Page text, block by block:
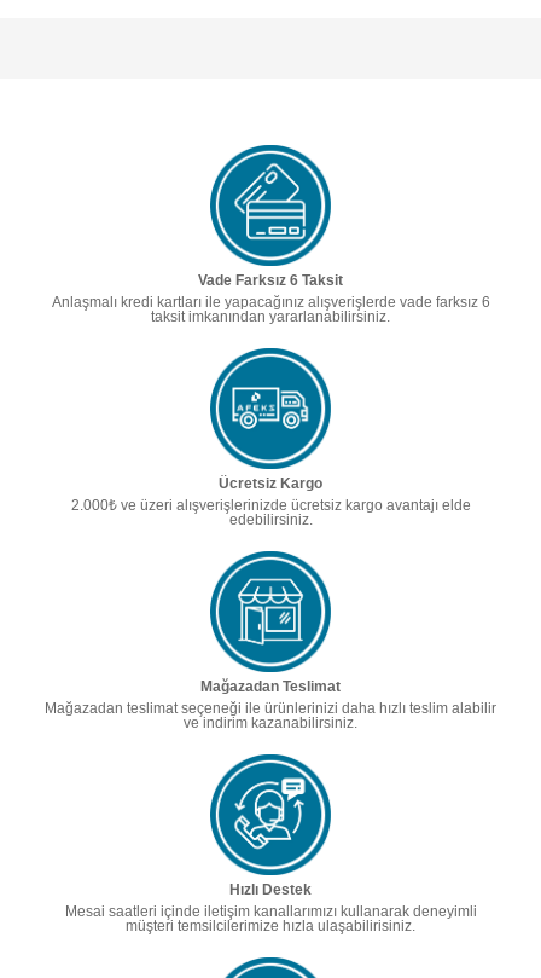
Vade Farksız 6 Taksit
Anlaşmalı kredi kartları ile yapacağınız alışverişlerde vade farksız 6
taksit imkanından yararlanabilirsiniz.
Ücretsiz Kargo
2.000₺ ve üzeri alışverişlerinizde ücretsiz kargo avantajı elde
edebilirsiniz.
Mağazadan Teslimat
Mağazadan teslimat seçeneği ile ürünlerinizi daha hızlı teslim alabilir
ve indirim kazanabilirsiniz.
Hızlı Destek
Mesai saatleri içinde iletişim kanallarımızı kullanarak deneyimli
müşteri temsilcilerimize hızla ulaşabilirisiniz.